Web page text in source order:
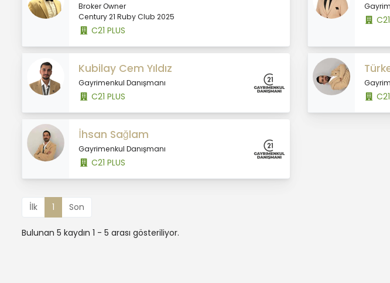
Broker Owner
Century 21 Ruby Club 2025
C21 PLUS
Kubilay Cem Yıldız
Gayrimenkul Danışmanı
C21 PLUS
İhsan Sağlam
Gayrimenkul Danışmanı
C21 PLUS
İlk 1 Son
Bulunan 5 kaydın 1 - 5 arası gösteriliyor.